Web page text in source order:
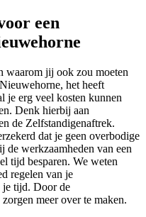
een
waarom jij ook zou moeten
het heeft
je erg veel kosten kunnen
Denk hierbij aan
de Zelfstandigenaftrek.
dat je geen overbodige
de werkzaamheden van een
tijd besparen. We weten
regelen van je
je tijd. Door de
meer over te maken.